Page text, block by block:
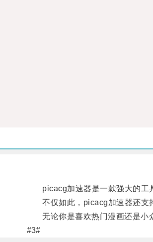
picacg加速器是一款强大的工具
不仅如此，picacg加速器还支持
无论你是喜欢热门漫画还是小众
#3#